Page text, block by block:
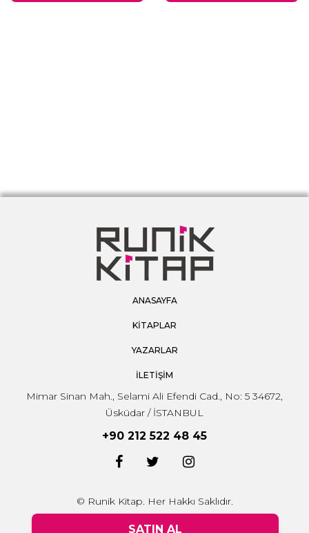
SATIN AL
ANASAYFA
KİTAPLAR
YAZARLAR
İLETİŞİM
Mimar Sinan Mah., Selami Ali Efendi Cad., No: 5 34672,
Üsküdar / İSTANBUL
+90 212 522 48 45
© Runik Kitap. Her Hakkı Saklıdır.